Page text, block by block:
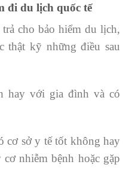
đi du lịch quốc tế
cho bảo hiểm du lịch,
thật kỹ những điều sau
hay với gia đình và có
cơ sở y tế tốt không hay
nhiễm bệnh hoặc gặp